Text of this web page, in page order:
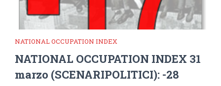
NATIONAL OCCUPATION INDEX
NATIONAL OCCUPATION INDEX 31
marzo (SCENARIPOLITICI): -28